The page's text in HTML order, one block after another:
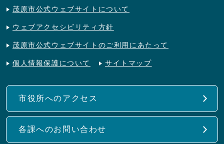
茂原市公式ウェブサイトについて
ウェブアクセシビリティ方針
茂原市公式ウェブサイトのご利用にあたって
個人情報保護について サイトマップ
市役所へのアクセス
各課へのお問い合わせ